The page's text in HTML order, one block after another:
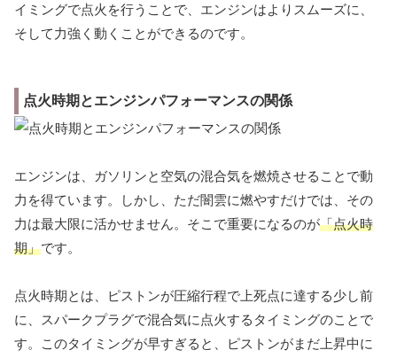
イミングで点火を行うことで、エンジンはよりスムーズに、
そして力強く動くことができるのです。
点火時期とエンジンパフォーマンスの関係
エンジンは、ガソリンと空気の混合気を燃焼させることで動
力を得ています。しかし、ただ闇雲に燃やすだけでは、その
力は最大限に活かせません。そこで重要になるのが「点火時
期」です。
点火時期とは、ピストンが圧縮行程で上死点に達する少し前
に、スパークプラグで混合気に点火するタイミングのことで
す。このタイミングが早すぎると、ピストンがまだ上昇中に